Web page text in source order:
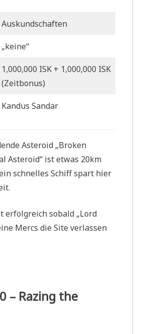
Auskundschaften
„keine“
1,000,000 ISK + 1,000,000 ISK
(Zeitbonus)
Kandus Sandar
Asteroid „Broken
Asteroid“ ist etwas 20km
schnelles Schiff spart hier
erfolgreich sobald „Lord
Mercs die Site verlassen
– Razing the